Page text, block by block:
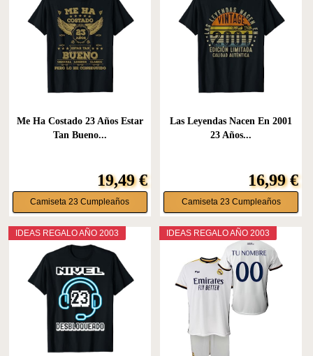
Me Ha Costado 23 Años Estar
Tan Bueno...
19,49 €
Camiseta 23 Cumpleaños
Las Leyendas Nacen En 2001
23 Años...
16,99 €
Camiseta 23 Cumpleaños
IDEAS REGALO AÑO 2003 IDEAS REGALO AÑO 2003